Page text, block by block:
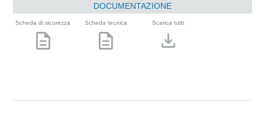
DOCUMENTAZIONE
Scheda di sicurezza
description
Scheda tecnica
description
Scarica tutti
download